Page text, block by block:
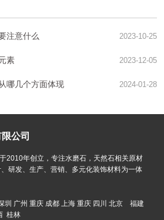
2023-10-25
注意什么
2023-12-05
素
2024-01-28
哪几个方面体现
公司
2010年创立，专注水磨石，天然石相关原材
研发、生产、营销、多元化装饰材料为一体
圳 广州 重庆 成都 上海 重庆 四川 北京 福建
桂林